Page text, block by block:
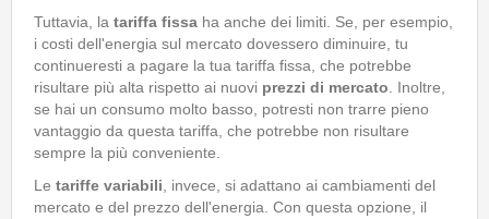
Tuttavia, la tariffa fissa ha anche dei limiti. Se, per esempio,
i costi dell'energia sul mercato dovessero diminuire, tu
continueresti a pagare la tua tariffa fissa, che potrebbe
risultare più alta rispetto ai nuovi prezzi di mercato . Inoltre,
se hai un consumo molto basso, potresti non trarre pieno
vantaggio da questa tariffa, che potrebbe non risultare
sempre la più conveniente.
Le tariffe variabili , invece, si adattano ai cambiamenti del
mercato e del prezzo dell'energia. Con questa opzione, il